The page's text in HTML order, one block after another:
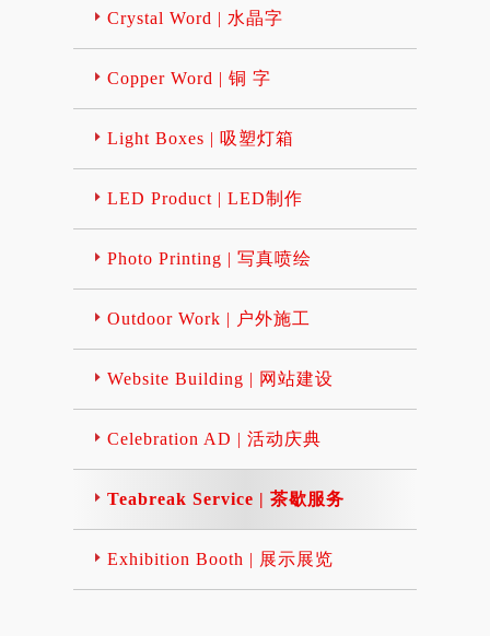
Crystal Word | 水晶字
Copper Word | 铜 字
Light Boxes | 吸塑灯箱
LED Product | LED制作
Photo Printing | 写真喷绘
Outdoor Work | 户外施工
Website Building | 网站建设
Celebration AD | 活动庆典
Teabreak Service | 茶歇服务
Exhibition Booth | 展示展览